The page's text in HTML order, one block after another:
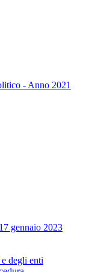
- Anno 2021
gennaio 2023
degli enti